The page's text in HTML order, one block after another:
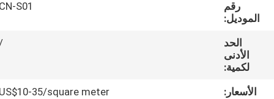
مراقبة
الجودة
اتصل
رقم
الموديل:
CN-S01
الحد
الأدنى
لكمية:
الأسعار:
US$10-35/square meter